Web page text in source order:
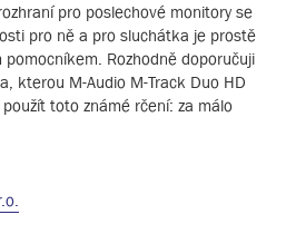
pro poslechové monitory se
pro ně a pro sluchátka je prostě
Rozhodně doporučuji
kterou M-Audio M-Track Duo HD
toto známé rčení: za málo